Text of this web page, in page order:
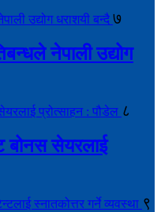
७
नेपाली उद्योग
८
बोनस सेयरलाई
९